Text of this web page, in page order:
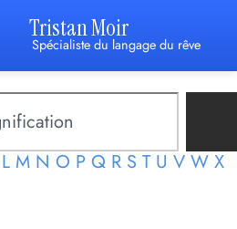
Tristan Moir
Spécialiste du langage du rêve
L M N O P Q R S T U V W X